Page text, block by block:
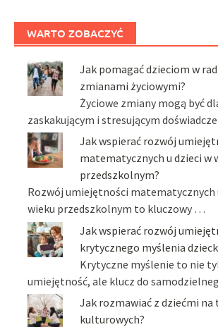
WARTO ZOBACZYĆ
Jak pomagać dzieciom w
zmianami życiowymi?
Życiowe zmiany mogą być
zaskakującym i stresującym
Jak wspierać rozwój
matematycznych u dzieci w
przedszkolnym?
Rozwój umiejętności matematycznych
wieku przedszkolnym to kluczowy …
Jak wspierać rozwój
krytycznego myślenia
Krytyczne myślenie to nie
umiejętność, ale klucz do
Jak rozmawiać z dziećmi
kulturowych?